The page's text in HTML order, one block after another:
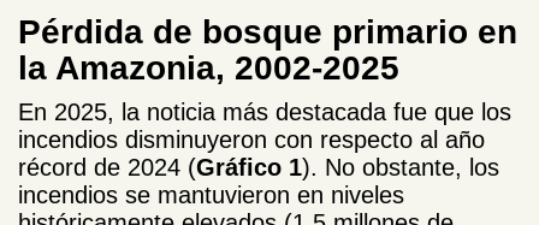
Pérdida de bosque primario en
la Amazonia, 2002-2025
En 2025, la noticia más destacada fue que los
incendios disminuyeron con respecto al año
récord de 2024 (Gráfico 1). No obstante, los
incendios se mantuvieron en niveles